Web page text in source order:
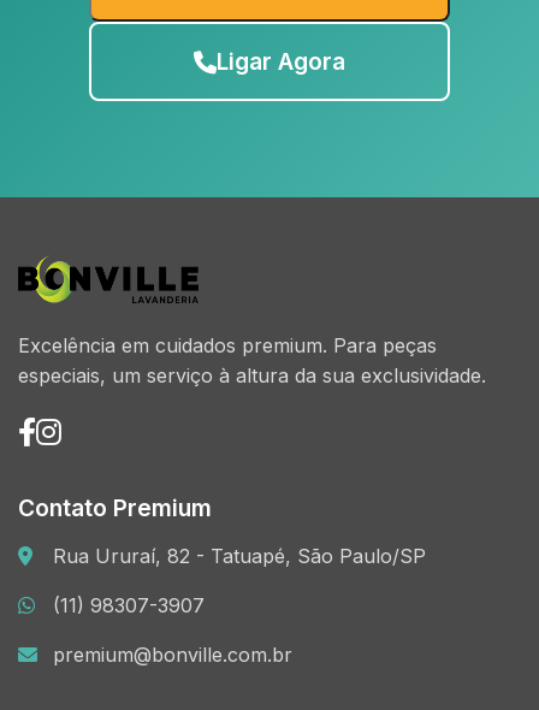
Ligar Agora
Excelência em cuidados premium. Para peças
especiais, um serviço à altura da sua exclusividade.
Contato Premium
Rua Ururaí, 82 - Tatuapé, São Paulo/SP
(11) 98307-3907
premium@bonville.com.br